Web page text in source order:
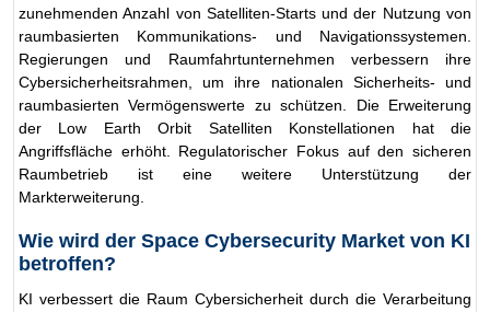
zunehmenden Anzahl von Satelliten-Starts und der Nutzung von
raumbasierten Kommunikations- und Navigationssystemen.
Regierungen und Raumfahrtunternehmen verbessern ihre
Cybersicherheitsrahmen, um ihre nationalen Sicherheits- und
raumbasierten Vermögenswerte zu schützen. Die Erweiterung
der Low Earth Orbit Satelliten Konstellationen hat die
Angriffsfläche erhöht. Regulatorischer Fokus auf den sicheren
Raumbetrieb ist eine weitere Unterstützung der
Markterweiterung.
Wie wird der Space Cybersecurity Market von KI
betroffen?
KI verbessert die Raum Cybersicherheit durch die Verarbeitung